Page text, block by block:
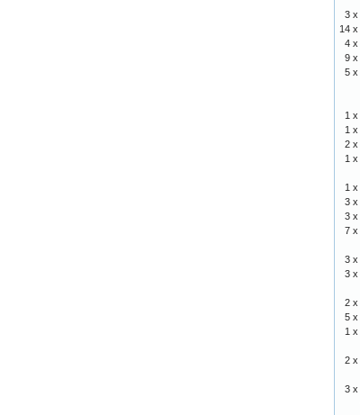
3 x
14 x
4 x
9 x
5 x
1 x
1 x
2 x
1 x
1 x
3 x
3 x
7 x
3 x
3 x
2 x
5 x
1 x
2 x
3 x